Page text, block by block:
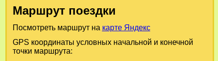
Маршрут поездки
Посмотреть маршрут на карте Яндекс
GPS координаты условных начальной и конечной
точки маршрута: